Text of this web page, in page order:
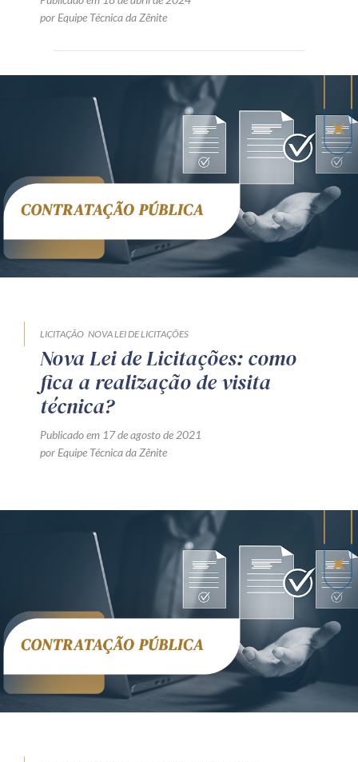
por Equipe Técnica da Zênite
LICITAÇÃO NOVA LEI DE LICITAÇÕES
Nova Lei de Licitações: como
fica a realização de visita
técnica?
Publicado em 17 de agosto de 2021
por Equipe Técnica da Zênite